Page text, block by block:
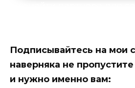
Подписывайтесь на мои
наверняка не
и нужно именно вам: